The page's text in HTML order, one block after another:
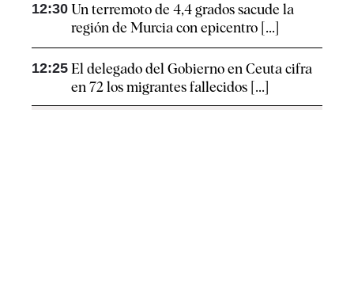
12:30 Un terremoto de 4,4 grados sacude la
región de Murcia con epicentro [...]
12:25 El delegado del Gobierno en Ceuta cifra
en 72 los migrantes fallecidos [...]